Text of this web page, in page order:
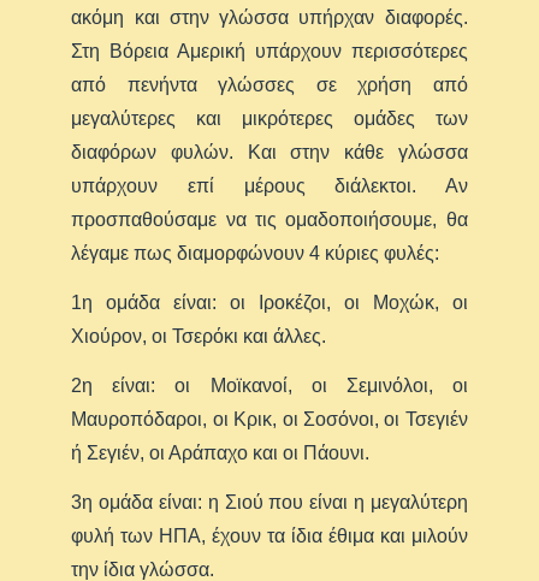
ακόμη και στην γλώσσα υπήρχαν διαφορές.
Στη Βόρεια Αμερική υπάρχουν περισσότερες
από πενήντα γλώσσες σε χρήση από
μεγαλύτερες και μικρότερες ομάδες των
διαφόρων φυλών. Και στην κάθε γλώσσα
υπάρχουν επί μέρους διάλεκτοι. Αν
προσπαθούσαμε να τις ομαδοποιήσουμε, θα
λέγαμε πως διαμορφώνουν 4 κύριες φυλές:
1η ομάδα είναι: οι Ιροκέζοι, οι Μοχώκ, οι
Χιούρον, οι Τσερόκι και άλλες.
2η είναι: οι Μοϊκανοί, οι Σεμινόλοι, οι
Μαυροπόδαροι, οι Κρικ, οι Σοσόνοι, οι Τσεγιέν
ή Σεγιέν, οι Αράπαχο και οι Πάουνι.
3η ομάδα είναι: η Σιού που είναι η μεγαλύτερη
φυλή των ΗΠΑ, έχουν τα ίδια έθιμα και μιλούν
την ίδια γλώσσα.